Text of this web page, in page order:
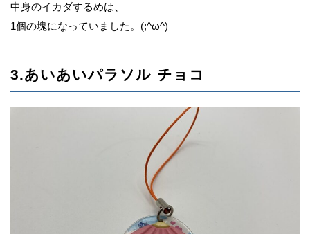
中身のイカダするめは、
1個の塊になっていました。(;^ω^)
3.あいあいパラソル チョコ